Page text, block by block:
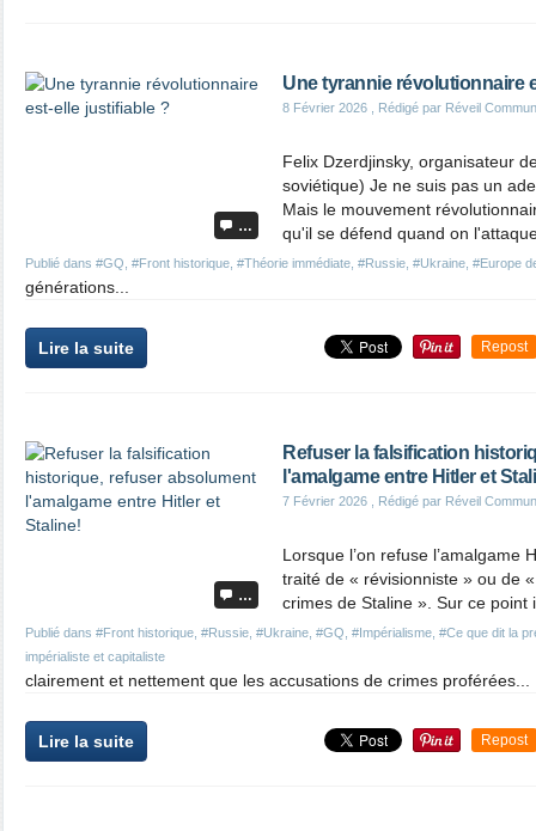
…
Une tyrannie révolutionnaire
8 Février 2026 , Rédigé par Réveil
Publié dans #GQ #Front historique #Théorie immédiate #Russie #Ukraine #Europe
Felix Dzerdjinsky, organisateur
soviétique) Je ne suis pas un
Mais le mouvement
qu'il se défend quand on
générations...
Lire la suite Repost
…
Refuser la falsification
l'amalgame entre Hitler et
7 Février 2026 , Rédigé par Réveil
Publié dans #Front historique #Russie #Ukraine #GQ #Impérialisme #Ce que dit la
impérialiste et capitaliste
Lorsque l’on refuse l’amalgame
traité de « révisionniste » ou de
crimes de Staline ». Sur ce point
clairement et nettement que les accusations de crimes proférées...
Lire la suite Repost